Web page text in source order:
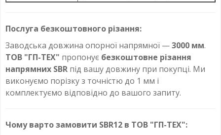
Послуга безкоштовного різання:
Заводська довжина опорної напрямної —3000 мм.
ТОВ "ГП-ТЕХ" пропонує безкоштовне різання
напрямних SBR під вашу довжину при покупці. Ми
виконуємо порізку з точністю до 1 мм і
комплектуємо відповідно до вашого запиту.
Чому варто замовити SBR12 в ТОВ "ГП-ТЕХ":